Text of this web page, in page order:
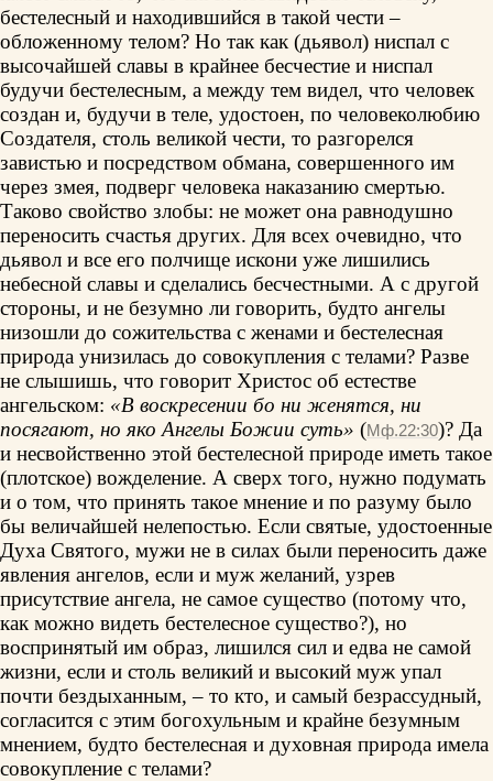
бестелесный и находившийся в такой чести –
обложенному телом? Но так как (дьявол) ниспал с
высочайшей славы в крайнее бесчестие и ниспал
будучи бестелесным, а между тем видел, что человек
создан и, будучи в теле, удостоен, по человеколюбию
Создателя, столь великой чести, то разгорелся
завистью и посредством обмана, совершенного им
через змея, подверг человека наказанию смертью.
Таково свойство злобы: не может она равнодушно
переносить счастья других. Для всех очевидно, что
дьявол и все его полчище искони уже лишились
небесной славы и сделались бесчестными. А с другой
стороны, и не безумно ли говорить, будто ангелы
низошли до сожительства с женами и бестелесная
природа унизилась до совокупления с телами? Разве
не слышишь, что говорит Христос об естестве
ангельском: «В воскресении бо ни женятся, ни
посягают, но яко Ангелы Божии суть» (Мф.22:30)? Да
и несвойственно этой бестелесной природе иметь такое
(плотское) вожделение. А сверх того, нужно подумать
и о том, что принять такое мнение и по разуму было
бы величайшей нелепостью. Если святые, удостоенные
Духа Святого, мужи не в силах были переносить даже
явления ангелов, если и муж желаний, узрев
присутствие ангела, не самое существо (потому что,
как можно видеть бестелесное существо?), но
воспринятый им образ, лишился сил и едва не самой
жизни, если и столь великий и высокий муж упал
почти бездыханным, – то кто, и самый безрассудный,
согласится с этим богохульным и крайне безумным
мнением, будто бестелесная и духовная природа имела
совокупление с телами?